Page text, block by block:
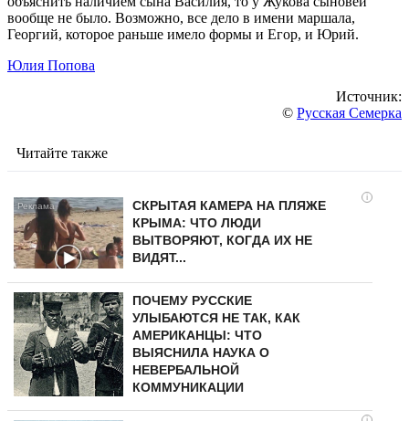
вообще не было. Возможно, все дело в имени маршала,
Георгий, которое раньше имело формы и Егор, и Юрий.
Юлия Попова
Источник:
© Русская Семерка
Читайте также
i
СКРЫТАЯ КАМЕРА НА ПЛЯЖЕ
КРЫМА: ЧТО ЛЮДИ
ВЫТВОРЯЮТ, КОГДА ИХ НЕ
ВИДЯТ...
ПОЧЕМУ РУССКИЕ
УЛЫБАЮТСЯ НЕ ТАК, КАК
АМЕРИКАНЦЫ: ЧТО
ВЫЯСНИЛА НАУКА О
НЕВЕРБАЛЬНОЙ
КОММУНИКАЦИИ